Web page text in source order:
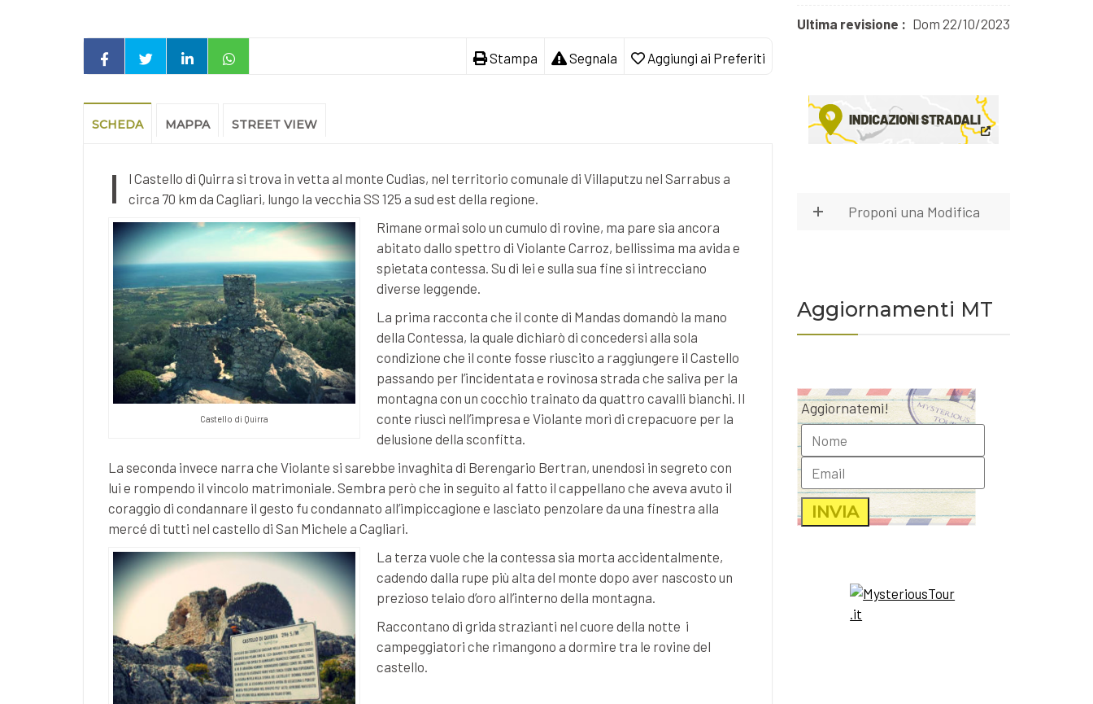
Aggiungi ai Preferiti
Segnala
Stampa
SCHEDA MAPPA STREET VIEW
I
l Castello di Quirra si trova in vetta al monte Cudias, nel territorio comunale di Villaputzu nel Sarrabus a
circa 70 km da Cagliari, lungo la vecchia SS 125 a sud est della regione.
Castello di Quirra
Rimane ormai solo un cumulo di rovine, ma pare sia ancora
abitato dallo spettro di Violante Carroz, bellissima ma avida e
spietata contessa. Su di lei e sulla sua fine si intrecciano
diverse leggende.
La prima racconta che il conte di Mandas domandò la mano
della Contessa, la quale dichiarò di concedersi alla sola
condizione che il conte fosse riuscito a raggiungere il Castello
passando per l’incidentata e rovinosa strada che saliva per la
montagna con un cocchio trainato da quattro cavalli bianchi. Il
conte riuscì nell’impresa e Violante morì di crepacuore per la
delusione della sconfitta.
La seconda invece narra che Violante si sarebbe invaghita di Berengario Bertran, unendosi in segreto con
lui e rompendo il vincolo matrimoniale. Sembra però che in seguito al fatto il cappellano che aveva avuto il
coraggio di condannare il gesto fu condannato all’impiccagione e lasciato penzolare da una finestra alla
mercé di tutti nel castello di San Michele a Cagliari.
La terza vuole che la contessa sia morta accidentalmente,
cadendo dalla rupe più alta del monte dopo aver nascosto un
prezioso telaio d’oro all’interno della montagna.
Raccontano di grida strazianti nel cuore della notte i
campeggiatori che rimangono a dormire tra le rovine del
castello.
Ultima revisione : Dom 22/10/2023
Proponi una Modifica
Aggiornamenti MT
Aggiornatemi!